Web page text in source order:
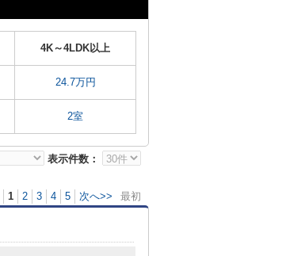
4K～4LDK以上
24.7万円
2室
表示件数：
1 2 3 4 5 次へ>> 最初